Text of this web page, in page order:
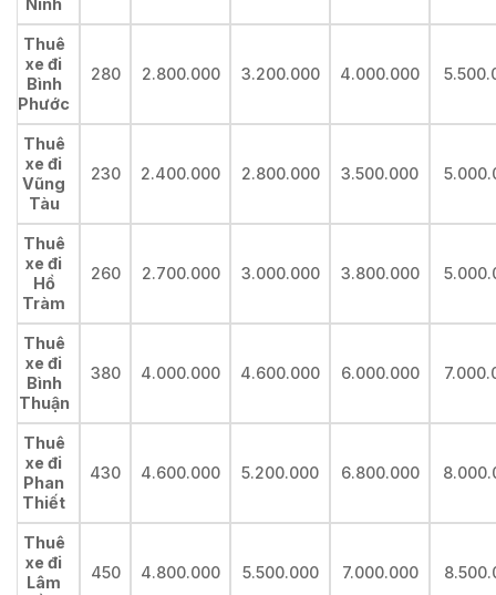
Thuê
xe đi
Bình
Phước
280 2.800.000 3.200.000 4.000.000
Thuê
xe đi
Vũng
Tàu
230 2.400.000 2.800.000 3.500.000
Thuê
xe đi
Hồ
Tràm
260 2.700.000 3.000.000 3.800.000
Thuê
xe đi
Bình
Thuận
380 4.000.000 4.600.000 6.000.000
Thuê
xe đi
Phan
Thiết
430 4.600.000 5.200.000 6.800.000
Thuê
xe đi
Lâm
450 4.800.000 5.500.000 7.000.000